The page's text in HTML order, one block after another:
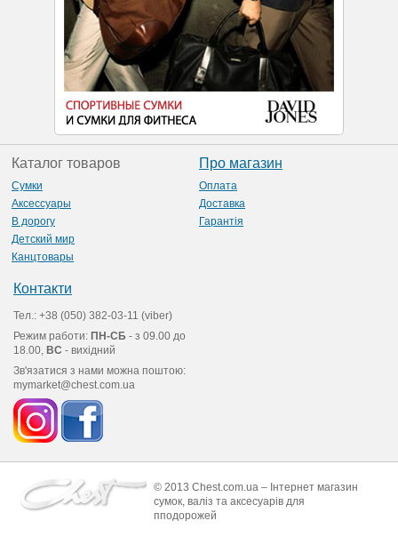
Каталог товаров
Сумки
Аксессуары
В дорогу
Детский мир
Канцтовары
Про магазин
Оплата
Доставка
Гарантія
Контакти
Тел.: +38 (050) 382-03-11 (viber)
Режим работи: ПН-СБ - з 09.00 до
18.00, ВС - вихідний
Зв'язатися з нами можна поштою:
mymarket@chest.com.ua
© 2013 Chest.com.ua – Інтернет магазин
сумок, валіз та аксесуарів для
пподорожей